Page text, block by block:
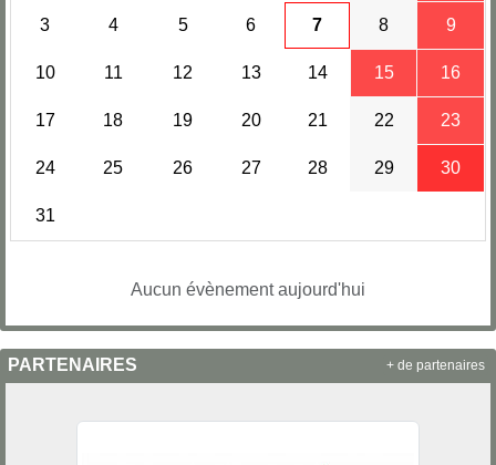
3 4 5 6 7 8 9
10 11 12 13 14 15 16
17 18 19 20 21 22 23
24 25 26 27 28 29 30
31
Aucun évènement aujourd'hui
PARTENAIRES + de partenaires